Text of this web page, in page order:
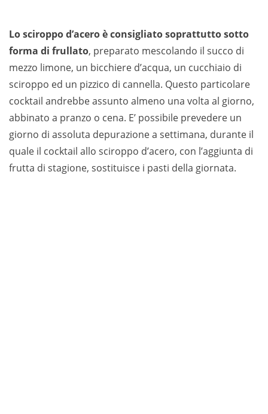
Lo sciroppo d’acero è consigliato soprattutto sotto
forma di frullato, preparato mescolando il succo di
mezzo limone, un bicchiere d’acqua, un cucchiaio di
sciroppo ed un pizzico di cannella. Questo particolare
cocktail andrebbe assunto almeno una volta al giorno,
abbinato a pranzo o cena. E’ possibile prevedere un
giorno di assoluta depurazione a settimana, durante il
quale il cocktail allo sciroppo d’acero, con l’aggiunta di
frutta di stagione, sostituisce i pasti della giornata.